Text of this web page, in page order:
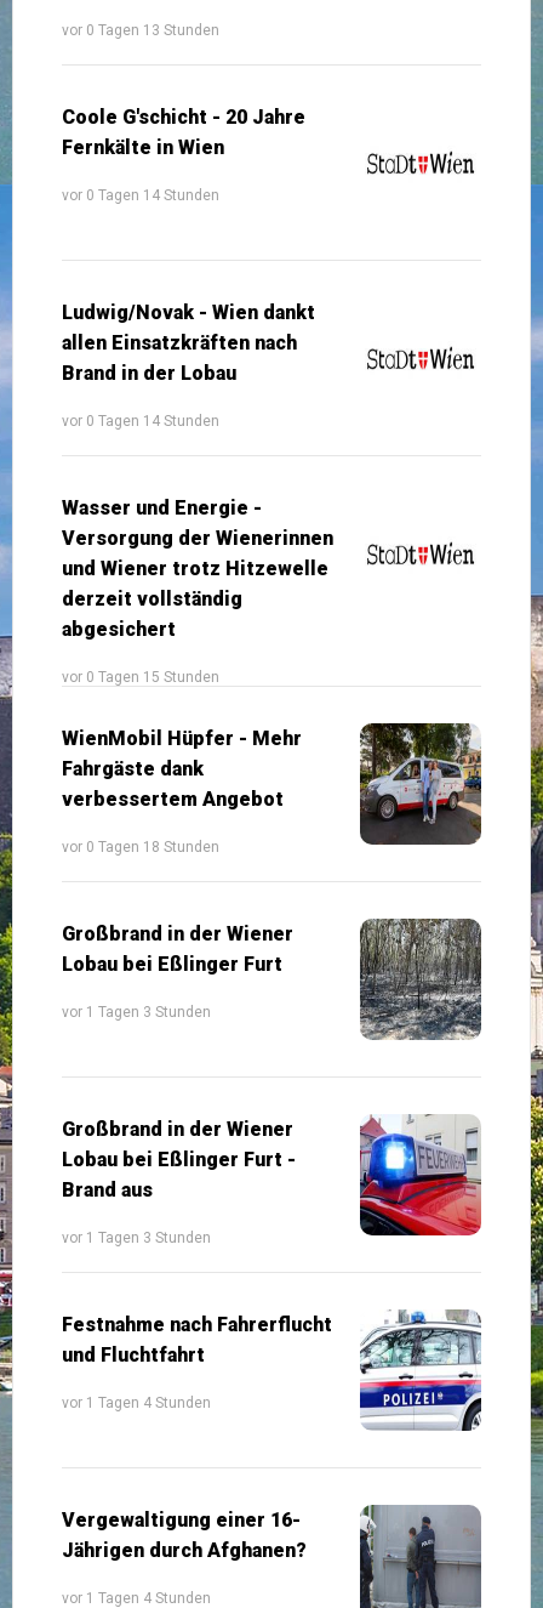
vor 0 Tagen 13 Stunden
Coole G'schicht - 20 Jahre
Fernkälte in Wien
vor 0 Tagen 14 Stunden
Ludwig/Novak - Wien dankt
allen Einsatzkräften nach
Brand in der Lobau
vor 0 Tagen 14 Stunden
Wasser und Energie -
Versorgung der Wienerinnen
und Wiener trotz Hitzewelle
derzeit vollständig
abgesichert
vor 0 Tagen 15 Stunden
WienMobil Hüpfer - Mehr
Fahrgäste dank
verbessertem Angebot
vor 0 Tagen 18 Stunden
Großbrand in der Wiener
Lobau bei Eßlinger Furt
vor 1 Tagen 3 Stunden
Großbrand in der Wiener
Lobau bei Eßlinger Furt -
Brand aus
vor 1 Tagen 3 Stunden
Festnahme nach Fahrerflucht
und Fluchtfahrt
vor 1 Tagen 4 Stunden
Vergewaltigung einer 16-
Jährigen durch Afghanen?
vor 1 Tagen 4 Stunden